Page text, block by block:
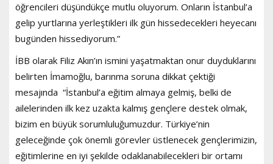
öğrencileri düşündükçe mutlu oluyorum. Onların İstanbul’a
gelip yurtlarına yerleştikleri ilk gün hissedecekleri heyecanı
bugünden hissediyorum.”
İBB olarak Filiz Akın’ın ismini yaşatmaktan onur duyduklarını
belirten İmamoğlu, barınma soruna dikkat çektiği
mesajında “İstanbul’a eğitim almaya gelmiş, belki de
ailelerinden ilk kez uzakta kalmış gençlere destek olmak,
bizim en büyük sorumluluğumuzdur. Türkiye’nin
geleceğinde çok önemli görevler üstlenecek gençlerimizin,
eğitimlerine en iyi şekilde odaklanabilecekleri bir ortamı